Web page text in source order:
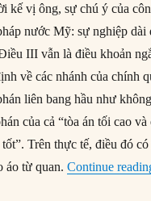
kế vị ông, sự chú ý của
nước Mỹ: sự nghiệp dài
III vẫn là điều khoản
về các nhánh của chính
liên bang hầu như
của cả “tòa án tối cao và
Trên thực tế, điều đó có
áo từ quan.Continue